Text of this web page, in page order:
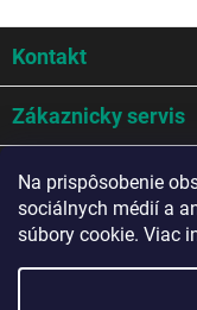
Na prispôsobenie
sociálnych médií a
súbory cookie. Viac
p
t
Kontakt
Zákaznicky servis
Mohlo by sa hodit
Potrebujete